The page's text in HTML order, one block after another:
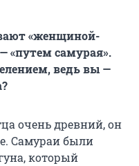
«женщиной-
«путем самурая».
ведь вы —
очень древний, он
Самураи были
который